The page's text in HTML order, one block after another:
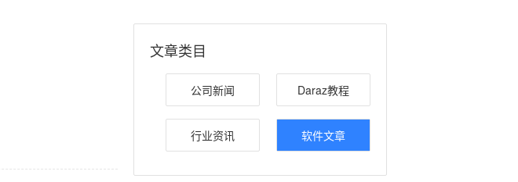
文章类目
公司新闻 Daraz教程
行业资讯 软件文章